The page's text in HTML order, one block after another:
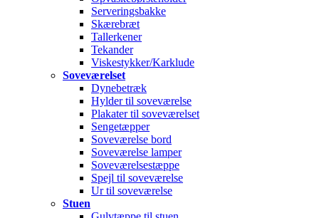
Serveringsbakke
Skærebræt
Tallerkener
Tekander
Viskestykker/Karklude
Soveværelset
Dynebetræk
Hylder til soveværelse
Plakater til soveværelset
Sengetæpper
Soveværelse bord
Soveværelse lamper
Soveværelsestæppe
Spejl til soveværelse
Ur til soveværelse
Stuen